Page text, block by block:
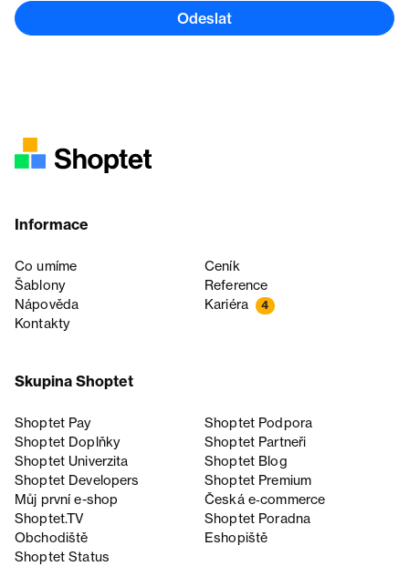
Odeslat
Informace
Co umíme
Ceník
Šablony
Reference
Nápověda
Kariéra 4
Kontakty
Skupina Shoptet
Shoptet Pay
Shoptet Podpora
Shoptet Doplňky
Shoptet Partneři
Shoptet Univerzita
Shoptet Blog
Shoptet Developers
Shoptet Premium
Můj první e-shop
Česká e‑commerce
Shoptet.TV
Shoptet Poradna
Obchodiště
Eshopiště
Shoptet Status